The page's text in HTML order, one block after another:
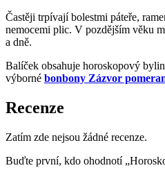
Častěji trpívají bolestmi páteře,
nemocemi plic. V pozdějším věku
a dně.
Balíček obsahuje horoskopový
výborné bonbony Zázvor
Recenze
Zatím zde nejsou žádné recenze.
Buďte první, kdo ohodnotí